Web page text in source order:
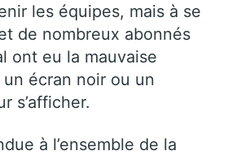
les équipes, mais à se
de nombreux abonnés
ont eu la mauvaise
écran noir ou un
s’afficher.
à l’ensemble de la